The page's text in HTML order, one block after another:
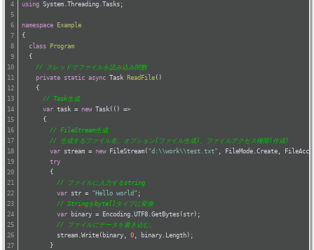
using System.Threading.Tasks;
namespace Example
{
class Program
  {
// スレッドでファイルを読み込み関数
private static async Task ReadFile ( )
    {
// Task生成
var task = new Task(() =>
      {
// FileStream生成
// 生成するファイル名、オプション(ファイル生成)、ファイルアクセス権限(作成)
var stream = new FileStream( "d:\\work\\test.txt" , FileMode.Create,
try
        {
// ファイルに入力するstring
var str = "Hello world" ;
// Stringをbyte[]タイプに変換
var binary = Encoding.UTF8.GetBytes(str);
// ファイルにデータを書き込む。
          stream.Write(binary,
0 , binary.Length);
        }